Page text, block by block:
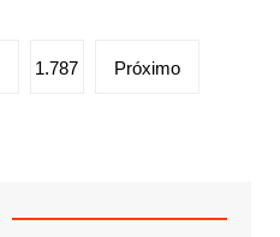
1.787 Próximo